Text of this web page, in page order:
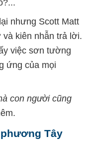
nhưng Scott Matt
kiên nhẫn trả lời.
việc sơn tường
ứng của mọi
con người cũng
Tây